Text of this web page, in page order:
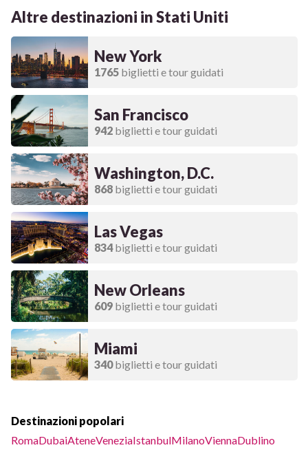
Altre destinazioni in Stati Uniti
New York
1765biglietti e tour guidati
San Francisco
942biglietti e tour guidati
Washington, D.C.
868biglietti e tour guidati
Las Vegas
834biglietti e tour guidati
New Orleans
609biglietti e tour guidati
Miami
340biglietti e tour guidati
Destinazioni popolari
RomaDubaiAteneVeneziaIstanbulMilanoViennaDublino